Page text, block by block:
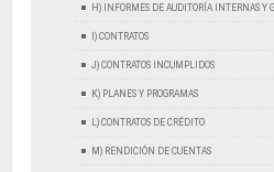
H) INFORMES DE AUDITORÍA INTERNAS Y
I) CONTRATOS
J) CONTRATOS INCUMPLIDOS
K) PLANES Y PROGRAMAS
L) CONTRATOS DE CRÉDITO
M) RENDICIÓN DE CUENTAS